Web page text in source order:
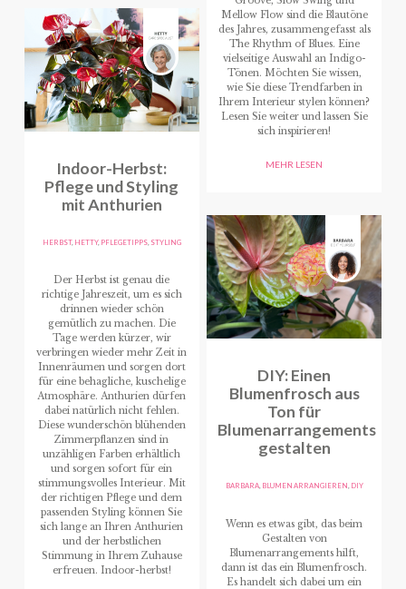
Indoor-Herbst:
Pflege und Styling
mit Anthurien
HERBST, HETTY, PFLEGETIPPS, STYLING
Der Herbst ist genau die
richtige Jahreszeit, um es sich
drinnen wieder schön
gemütlich zu machen. Die
Tage werden kürzer, wir
verbringen wieder mehr Zeit in
Innenräumen und sorgen dort
für eine behagliche, kuschelige
Atmosphäre. Anthurien dürfen
dabei natürlich nicht fehlen.
Diese wunderschön blühenden
Zimmerpflanzen sind in
unzähligen Farben erhältlich
und sorgen sofort für ein
stimmungsvolles Interieur. Mit
der richtigen Pflege und dem
passenden Styling können Sie
sich lange an Ihren Anthurien
und der herbstlichen
Stimmung in Ihrem Zuhause
erfreuen. Indoor-herbst!
Mellow Flow sind die Blautöne
des Jahres, zusammengefasst als
The Rhythm of Blues. Eine
vielseitige Auswahl an Indigo-
Tönen. Möchten Sie wissen,
wie Sie diese Trendfarben in
Ihrem Interieur stylen können?
Lesen Sie weiter und lassen Sie
sich inspirieren!
MEHR LESEN
DIY: Einen
Blumenfrosch aus
Ton für
Blumenarrangements
gestalten
BARBARA, BLUMEN ARRANGIEREN, DIY
Wenn es etwas gibt, das beim
Gestalten von
Blumenarrangements hilft,
dann ist das ein Blumenfrosch.
Es handelt sich dabei um ein